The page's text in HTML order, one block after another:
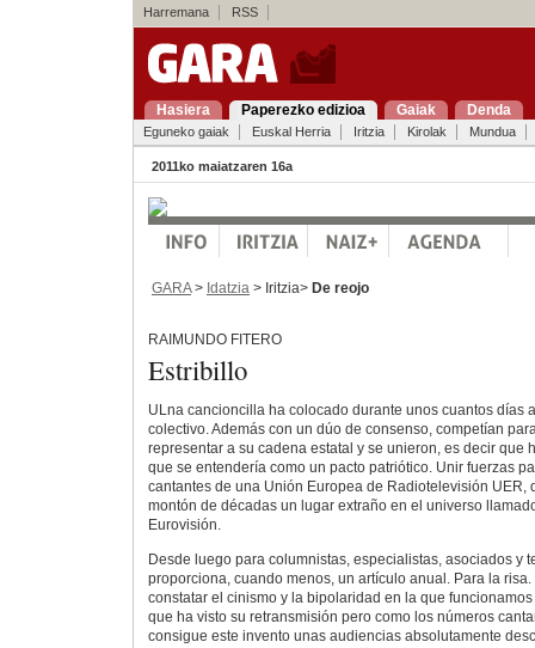
Harremana RSS
Hasiera Paperezko edizioa Gaiak Denda
Eguneko gaiak Euskal Herria Iritzia Kirolak Mundua
2011ko maiatzaren 16a
GARA> Idatzia > Iritzia> De reojo
RAIMUNDO FITERO
Estribillo
ULna cancioncilla ha colocado durante unos cuantos días
colectivo. Además con un dúo de consenso, competían
representar a su cadena estatal y se unieron, es decir que
que se entendería como un pacto patriótico. Unir fuerzas
cantantes de una Unión Europea de Radiotelevisión UER,
montón de décadas un lugar extraño en el universo
Eurovisión.
Desde luego para columnistas, especialistas, asociados y
proporciona, cuando menos, un artículo anual. Para la
constatar el cinismo y la bipolaridad en la que
que ha visto su retransmisión pero como los números
consigue este invento unas audiencias absolutamente